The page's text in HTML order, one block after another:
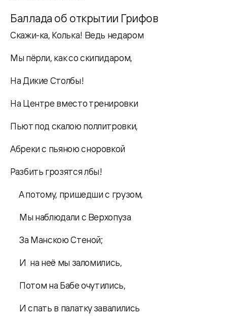
Баллада об открытии Грифов
Скажи-ка, Колька! Ведь недаром
Мы пёрли, как со скипидаром,
На Дикие Столбы!
На Центре вместо тренировки
Пьют под скалою поллитровки,
Абреки с пьяною сноровкой
Разбить грозятся лбы!
А потому, пришедши с грузом,
Мы наблюдали с Верхопуза
За Манскою Стеной;
И на неё мы заломились,
Потом на Бабе очутились,
И спать в палатку завалились